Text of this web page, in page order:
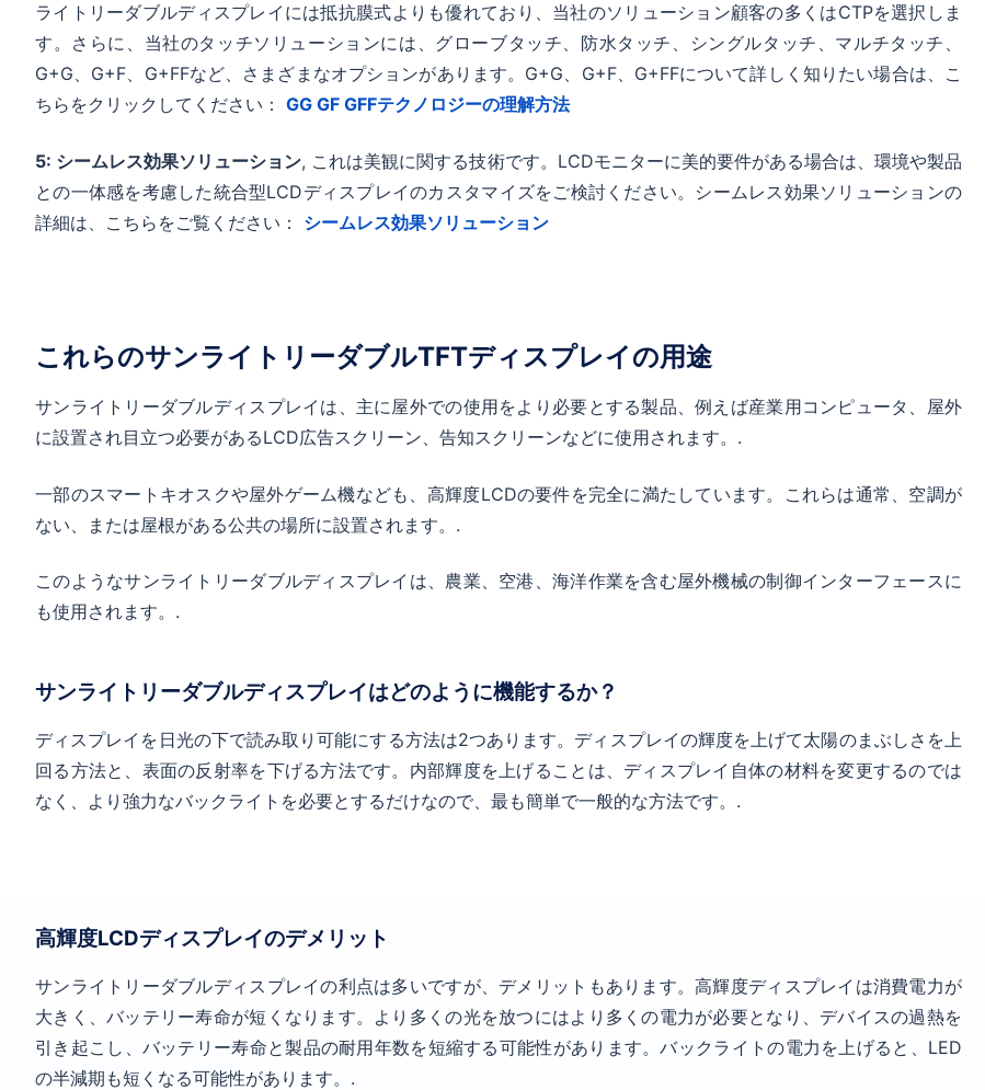
RV070WSM-
K10-40
6.7インチ 1024*600
LVDS（Low
Voltage
Differential
Signaling）
60ピン 151.76X79.8 40ピン
50
Voltage
Differential
Signaling）
91.368
ライトリーダブルディスプレイには抵抗膜式よりも優れており、当社のソリューション顧客の多くはCTPを選択しま
す。さらに、当社のタッチソリューションには、グローブタッチ、防水タッチ、シングルタッチ、マルチタッチ、
G+G、G+F、G+FFなど、さまざまなオプションがあります。G+G、G+F、G+FFについて詳しく知りたい場合は、こ
ちらをクリックしてください： GG GF GFFテクノロジーの理解方法
5: シームレス効果ソリューション, これは美観に関する技術です。LCDモニターに美的要件がある場合は、環境や製品
との一体感を考慮した統合型LCDディスプレイのカスタマイズをご検討ください。シームレス効果ソリューションの
詳細は、こちらをご覧ください： シームレス効果ソリューション
これらのサンライトリーダブルTFTディスプレイの用途
サンライトリーダブルディスプレイは、主に屋外での使用をより必要とする製品、例えば産業用コンピュータ、屋外
に設置され目立つ必要があるLCD広告スクリーン、告知スクリーンなどに使用されます。.
一部のスマートキオスクや屋外ゲーム機なども、高輝度LCDの要件を完全に満たしています。これらは通常、空調が
ない、または屋根がある公共の場所に設置されます。.
このようなサンライトリーダブルディスプレイは、農業、空港、海洋作業を含む屋外機械の制御インターフェースに
も使用されます。.
サンライトリーダブルディスプレイはどのように機能するか？
ディスプレイを日光の下で読み取り可能にする方法は2つあります。ディスプレイの輝度を上げて太陽のまぶしさを上
回る方法と、表面の反射率を下げる方法です。内部輝度を上げることは、ディスプレイ自体の材料を変更するのでは
なく、より強力なバックライトを必要とするだけなので、最も簡単で一般的な方法です。.
高輝度LCDディスプレイのデメリット
サンライトリーダブルディスプレイの利点は多いですが、デメリットもあります。高輝度ディスプレイは消費電力が
大きく、バッテリー寿命が短くなります。より多くの光を放つにはより多くの電力が必要となり、デバイスの過熱を
引き起こし、バッテリー寿命と製品の耐用年数を短縮する可能性があります。バックライトの電力を上げると、LED
の半減期も短くなる可能性があります。.